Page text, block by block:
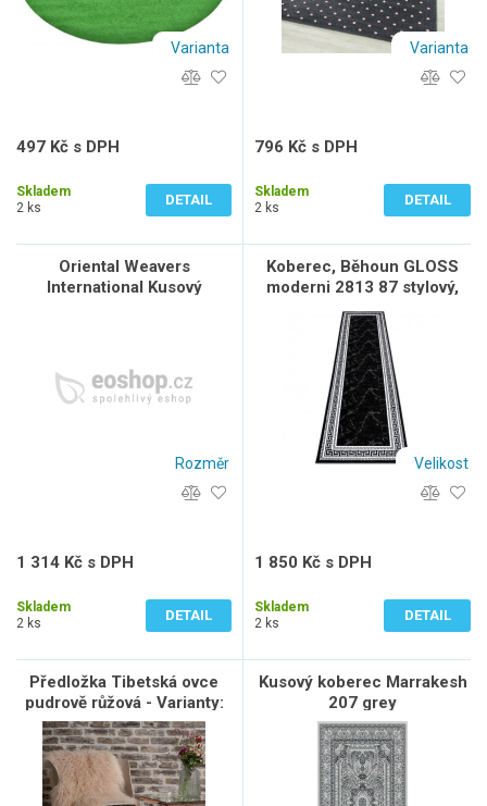
Varianta
497 Kč s DPH
Skladem
2 ks
DETAIL
Varianta
796 Kč s DPH
Skladem
2 ks
DETAIL
Oriental Weavers
International Kusový
Rozměr
1 314 Kč s DPH
Skladem
2 ks
DETAIL
Koberec, Běhoun GLOSS
moderni 2813 87 stylový,
rám, řecký černý / šedá
Velikost
1 850 Kč s DPH
Skladem
2 ks
DETAIL
Předložka Tibetská ovce
pudrově růžová - Varianty:
Tibetská ovce pudrově
růžová
Kusový koberec Marrakesh
207 grey